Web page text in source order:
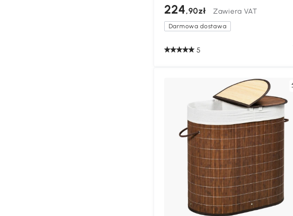
69,7 cm Naturalny Szary
224,90zł Zawiera VAT
Darmowa dostawa
5
Porównywać